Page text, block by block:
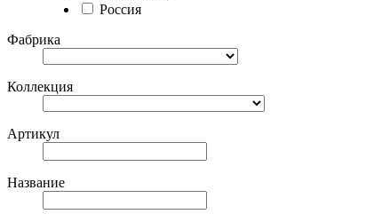
Россия
Фабрика
Коллекция
Артикул
Название